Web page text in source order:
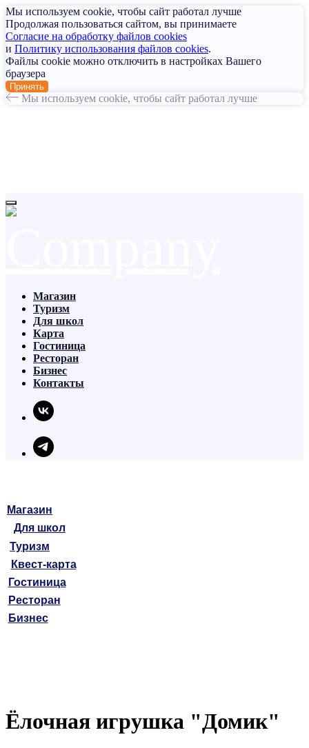
Мы используем cookie, чтобы сайт работал лучше
Продолжая пользоваться сайтом, вы принимаете
Согласие на обработку файлов cookies
и Политику использования файлов cookies.
Файлы cookie можно отключить в настройках Вашего
браузера
Принять
Мы используем cookie, чтобы сайт работал лучше
Магазин
Для школ
Туризм
Квест-карта
Гостиница
Ресторан
Бизнес
Магазин
Туризм
Для школ
Карта
Гостиница
Ресторан
Бизнес
Контакты
Ёлочная игрушка "Домик"